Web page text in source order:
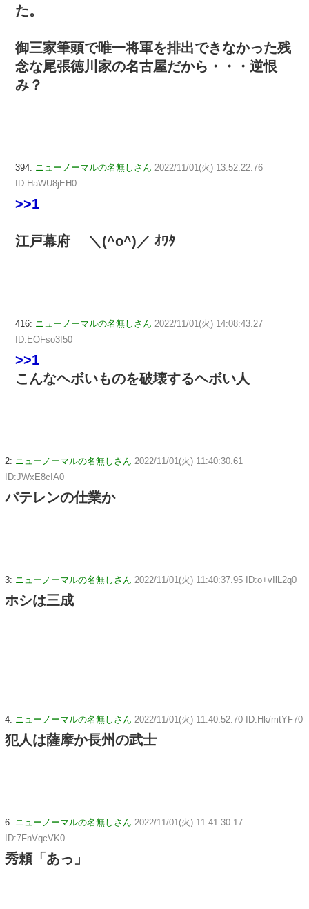
た。
御三家筆頭で唯一将軍を排出できなかった残
念な尾張徳川家の名古屋だから・・・逆恨
み？
394: ニューノーマルの名無しさん 2022/11/01(火) 13:52:22.76
ID:HaWU8jEH0
>>1
江戸幕府 ＼(^o^)／ ｵﾜﾀ
416: ニューノーマルの名無しさん 2022/11/01(火) 14:08:43.27
ID:EOFso3I50
>>1
こんなヘボいものを破壊するヘボい人
2: ニューノーマルの名無しさん 2022/11/01(火) 11:40:30.61
ID:JWxE8cIA0
バテレンの仕業か
3: ニューノーマルの名無しさん 2022/11/01(火) 11:40:37.95 ID:o+vIlL2q0
ホシは三成
4: ニューノーマルの名無しさん 2022/11/01(火) 11:40:52.70 ID:Hk/mtYF70
犯人は薩摩か長州の武士
6: ニューノーマルの名無しさん 2022/11/01(火) 11:41:30.17
ID:7FnVqcVK0
秀頼「あっ」